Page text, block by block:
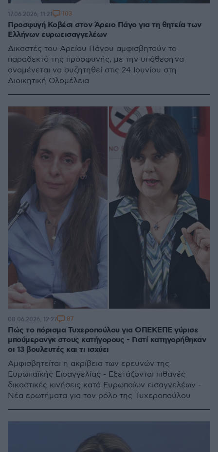
Προσφυγή Κοβέσι στον Άρειο Πάγο για τη θητεία των
Ελλήνων ευρωεισαγγελέων
Δικαστές του Αρείου Πάγου αμφισβητούν το
παραδεκτό της προσφυγής, με την υπόθεση να
αναμένεται να συζητηθεί στις 24 Ιουνίου στη
Διοικητική Ολομέλεια
17.06.2026, 11:21 103
Πώς το πόρισμα Τυχεροπούλου για ΟΠΕΚΕΠΕ γύρισε
μπούμερανγκ στους κατήγορους - Γιατί κατηγορήθηκαν
οι 13 βουλευτές και τι ισχύει
Αμφισβητείται η ακρίβεια των ερευνών της
Ευρωπαϊκής Εισαγγελίας - Εξετάζονται πιθανές
δικαστικές κινήσεις κατά Ευρωπαίων εισαγγελέων -
Νέα ερωτήματα για τον ρόλο της Τυχεροπούλου
08.06.2026, 12:27 87